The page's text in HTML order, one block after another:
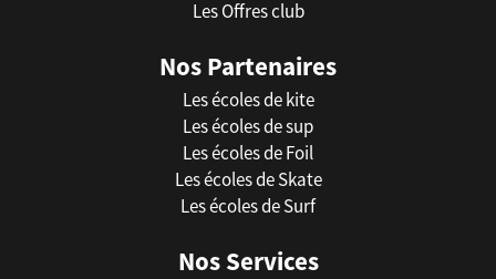
Les Offres club
Nos Partenaires
Les écoles de kite
Les écoles de sup
Les écoles de Foil
Les écoles de Skate
Les écoles de Surf
Nos Services